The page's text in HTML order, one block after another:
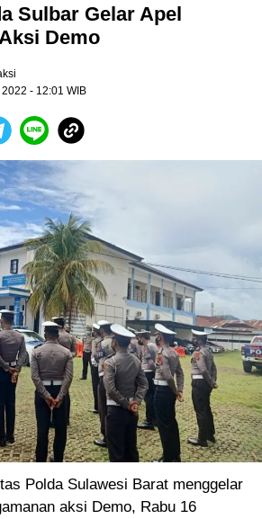
Sulbar Gelar Apel
Demo
- 12:01 WIB
Polda Sulawesi Barat menggelar
aksi Demo, Rabu 16